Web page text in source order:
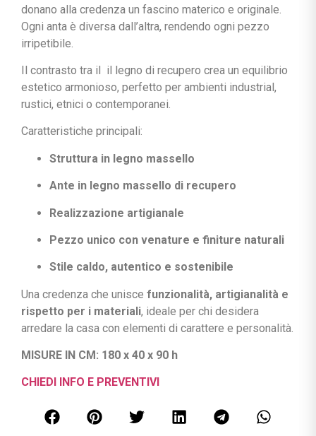
donano alla credenza un fascino materico e originale.
Ogni anta è diversa dall’altra, rendendo ogni pezzo
irripetibile.
Il contrasto tra il il legno di recupero crea un equilibrio
estetico armonioso, perfetto per ambienti industrial,
rustici, etnici o contemporanei.
Caratteristiche principali:
Struttura in legno massello
Ante in legno massello di recupero
Realizzazione artigianale
Pezzo unico con venature e finiture naturali
Stile caldo, autentico e sostenibile
Una credenza che unisce funzionalità, artigianalità e
rispetto per i materiali, ideale per chi desidera
arredare la casa con elementi di carattere e personalità.
MISURE IN CM: 180 x 40 x 90 h
CHIEDI INFO E PREVENTIVI